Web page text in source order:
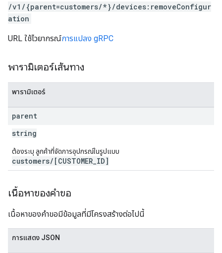
/v1/{parent=customers/*}/devices:removeConfigur
ation
URL ใช้ไวยากรณ์การแปลง gRPC
พารามิเตอร์เส้นทาง
พารามิเตอร์
parent
string
ต้องระบุ ลูกค้าที่จัดการอุปกรณ์ในรูปแบบ
customers/[CUSTOMER_ID]
เนื้อหาของคำขอ
เนื้อหาของคำขอมีข้อมูลที่มีโครงสร้างต่อไปนี้
การแสดง JSON